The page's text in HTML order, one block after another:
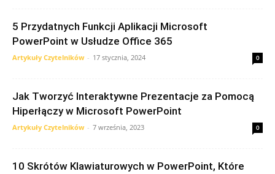
5 Przydatnych Funkcji Aplikacji Microsoft
PowerPoint w Usłudze Office 365
Artykuły Czytelników - 17 stycznia, 2024 0
Jak Tworzyć Interaktywne Prezentacje za Pomocą
Hiperłączy w Microsoft PowerPoint
Artykuły Czytelników - 7 września, 2023 0
10 Skrótów Klawiaturowych w PowerPoint, Które